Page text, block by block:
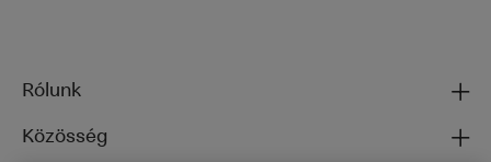
Rólunk
Közösség